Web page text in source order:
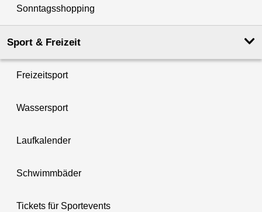
Sonntagsshopping
Sport & Freizeit
Freizeitsport
Wassersport
Laufkalender
Schwimmbäder
Tickets für Sportevents